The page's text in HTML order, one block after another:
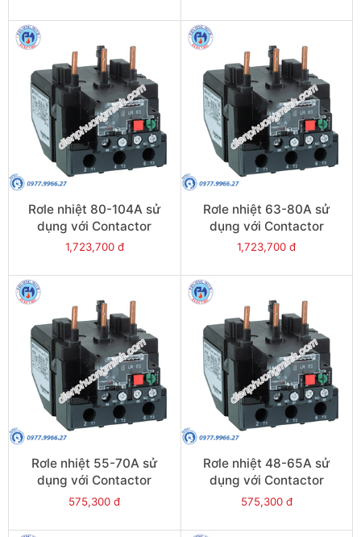
Rơle nhiệt 80-104A sử
dụng với Contactor
LC1E95 - Model LRE365
1,723,700 đ
Rơle nhiệt 63-80A sử
dụng với Contactor
LC1E80-E95 - Model
1,723,700 đ
Rơle nhiệt 55-70A sử
dụng với Contactor
LC1E80-E95 - Model
575,300 đ
Rơle nhiệt 48-65A sử
dụng với Contactor
LC1E65-E95 - Model
575,300 đ